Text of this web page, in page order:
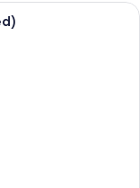
med en stor säng, ett